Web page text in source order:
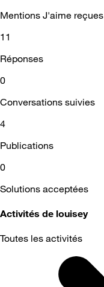
Mentions J'aime reçues
11
Réponses
0
Conversations suivies
4
Publications
0
Solutions acceptées
Activités de louisey
Toutes les activités